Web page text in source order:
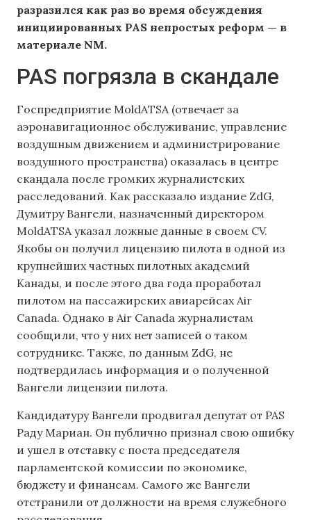
разразился как раз во время обсуждения
инициированных PAS непростых реформ — в
материале NM.
PAS погрязла в скандале
Госпредприятие MoldATSA (отвечает за
аэронавигационное обслуживание, управление
воздушным движением и администрирование
воздушного пространства) оказалась в центре
скандала после громких журналистских
расследований. Как рассказало издание ZdG,
Думитру Вангели, назначенный директором
MoldATSA указал ложные данные в своем CV.
Якобы он получил лицензию пилота в одной из
крупнейших частных пилотных академий
Канады, и после этого два года проработал
пилотом на пассажирских авиарейсах Air
Canada. Однако в Air Canada журналистам
сообщили, что у них нет записей о таком
сотруднике. Также, по данным ZdG, не
подтвердилась информация и о полученной
Вангели лицензии пилота.
Кандидатуру Вангели продвигал депутат от PAS
Раду Мариан. Он публично признал свою ошибку
и ушел в отставку с поста председателя
парламентской комиссии по экономике,
бюджету и финансам. Самого же Вангели
отстранили от должности на время служебного